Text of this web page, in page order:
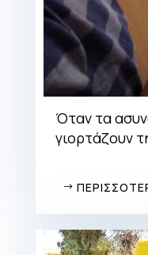
Όταν τα
γιορτάζουν